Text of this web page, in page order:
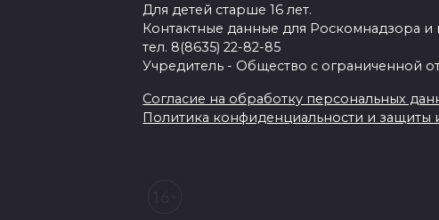
Для детей старше 16 лет.
Контактные данные для Роскомнадзора и
тел. 8(8635) 22-82-85
Учредитель - Общество с ограниченной
Согласие на обработку персональных
Политика конфиденциальности и